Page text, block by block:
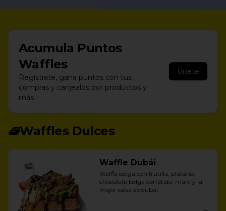
Acumula Puntos
Waffles
Regístrate, gana puntos con tus
compras y canjealos por productos y
más
Únete
🧇Waffles Dulces
Waffle Dubái
Waffle belga con frutilla, plátano,
chocolate belga derretido, maní y la
mejor salsa de dubái